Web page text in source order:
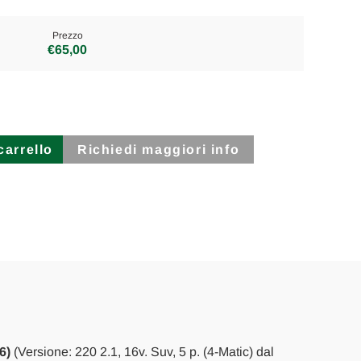
Prezzo
€65,00
Richiedi maggiori info
(Versione: 220 2.1, 16v. Suv, 5 p. (4-Matic) dal